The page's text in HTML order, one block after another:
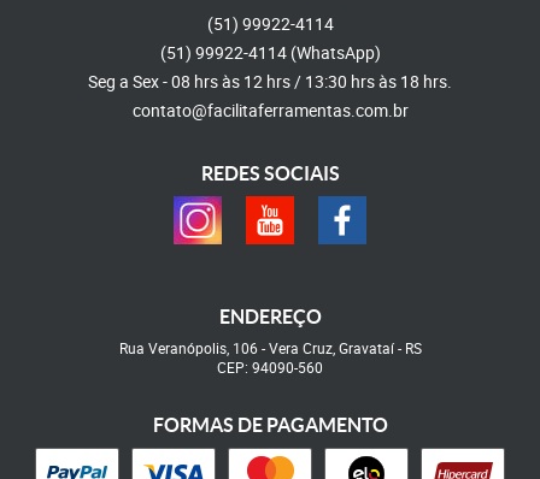
(51) 99922-4114
(51) 99922-4114 (WhatsApp)
Seg a Sex - 08 hrs às 12 hrs / 13:30 hrs às 18 hrs.
contato@facilitaferramentas.com.br
REDES SOCIAIS
ENDEREÇO
Rua Veranópolis, 106 -Vera Cruz, Gravataí- RS
CEP: 94090-560
FORMAS DE PAGAMENTO